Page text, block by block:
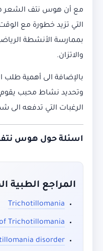
مع أن هوس نتف الشعر
التي تزيد خطورة مع
بممارسة الأنشطة
والاتزان.
بالإضافة الى أهمية طلب
وتحديد نشاط محبب
الرغبات التي تدفعه الى
اسئلة حول هوس
المراجع الطبية
Trichotillomania
Trichotillomania
disorder